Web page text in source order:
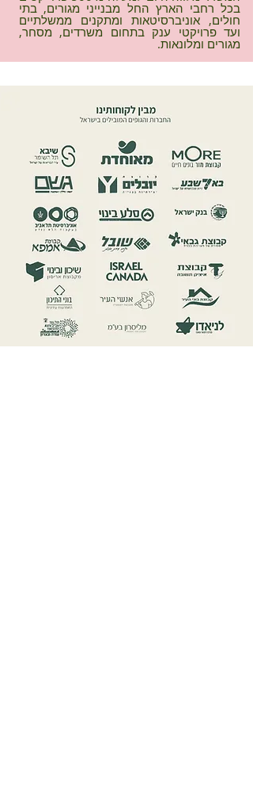
בכל רחבי הארץ החל מבנייני מגורים, בתי
חולים, אוניברסיטאות ומתקנים ממשלתיים
ועד פרויקטי ענק בתחום משרדים, מסחר,
מגורים ומלונאות.